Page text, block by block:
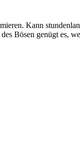
Kann
Bösen genügt es,